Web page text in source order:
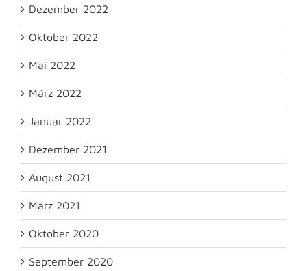
Dezember 2022
Oktober 2022
Mai 2022
März 2022
Januar 2022
Dezember 2021
August 2021
März 2021
Oktober 2020
September 2020